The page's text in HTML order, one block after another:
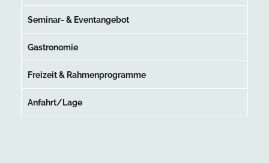
Seminar- & Eventangebot
Gastronomie
Freizeit & Rahmenprogramme
Anfahrt/Lage